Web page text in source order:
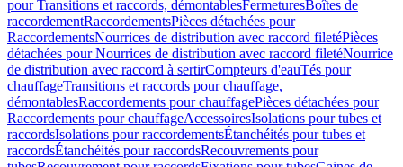
pour Transitions et raccords, démontablesFermeturesBoîtes de
raccordementRaccordementsPièces détachées pour
RaccordementsNourrices de distribution avec raccord filetéPièces
détachées pour Nourrices de distribution avec raccord filetéNourrice
de distribution avec raccord à sertirCompteurs d'eauTés pour
chauffageTransitions et raccords pour chauffage,
démontablesRaccordements pour chauffagePièces détachées pour
Raccordements pour chauffageAccessoiresIsolations pour tubes et
raccordsIsolations pour raccordementsÉtanchéités pour tubes et
raccordsÉtanchéités pour raccordsRecouvrements pour